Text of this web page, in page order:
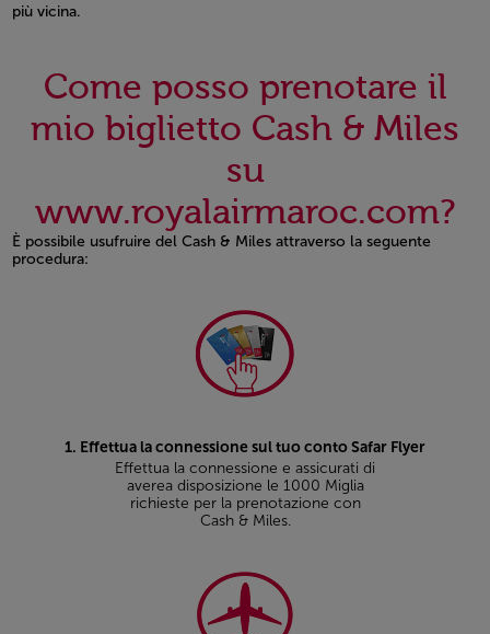
più vicina.
Come posso prenotare il
mio biglietto Cash & Miles
su
www.royalairmaroc.com?
È possibile usufruire del Cash & Miles attraverso la seguente
procedura:
1. Effettua la connessione sul tuo conto Safar Flyer
Effettua la connessione e assicurati di
averea disposizione le 1000 Miglia
richieste per la prenotazione con
Cash & Miles.